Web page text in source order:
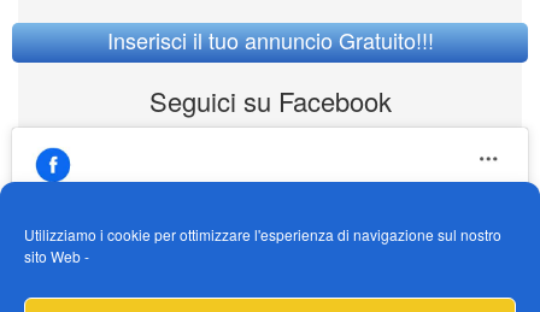
Utilizziamo i cookie per ottimizzare l'esperienza di navigazione sul nostro
sito Web -
Inserisci il tuo annuncio Gratuito!!!
Seguici su Facebook
https://www.facebook.com/Vendogokartit/
Fai clic per accettare i cookie marketing e